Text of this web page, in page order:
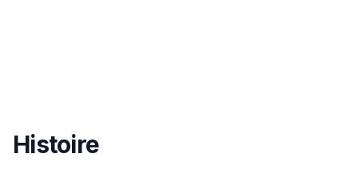
Histoire